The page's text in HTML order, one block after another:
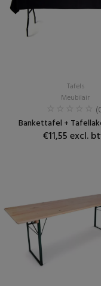
Tafels
Meubilair
Bankettafel +
€11,55 excl.